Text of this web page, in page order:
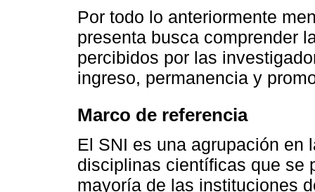
Por todo lo anteriormente
presenta busca comprender
percibidos por las
ingreso, permanencia y
Marco de referencia
El SNI es una agrupación en
disciplinas científicas que se
mayoría de las instituciones